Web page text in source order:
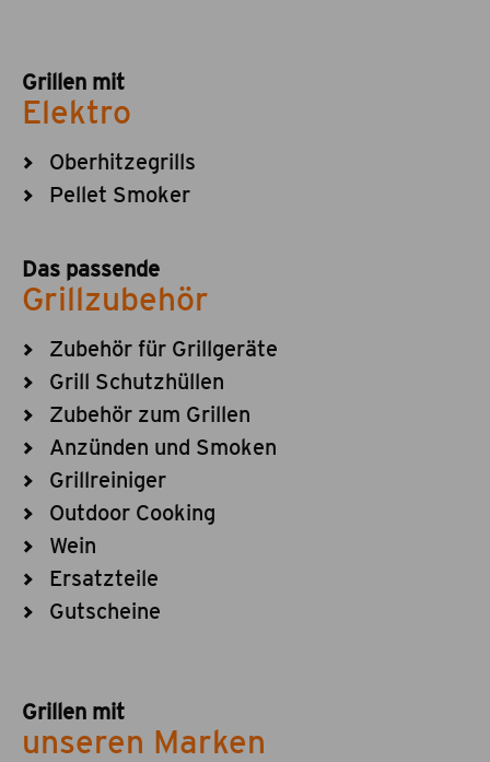
Grillen mit
Elektro
Oberhitzegrills
Pellet Smoker
Das passende
Grillzubehör
Zubehör für Grillgeräte
Grill Schutzhüllen
Zubehör zum Grillen
Anzünden und Smoken
Grillreiniger
Outdoor Cooking
Wein
Ersatzteile
Gutscheine
Grillen mit
unseren Marken